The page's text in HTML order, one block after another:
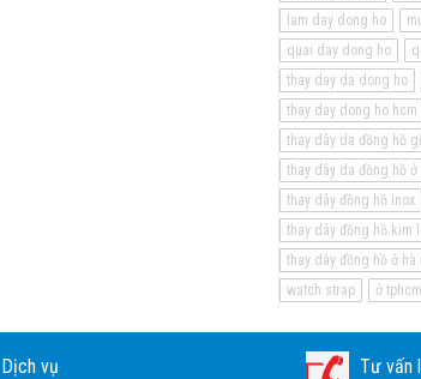
lam day dong ho
quai day dong ho
thay day da dong ho
thay day dong ho hcm
thay dây da đồng hồ
thay dây da đồng hồ ở
thay dây đồng hồ inox
thay dây đồng hồ kim
thay dây đồng hồ ở hà
watch strap
ở
Dịch vụ
Tư vấn